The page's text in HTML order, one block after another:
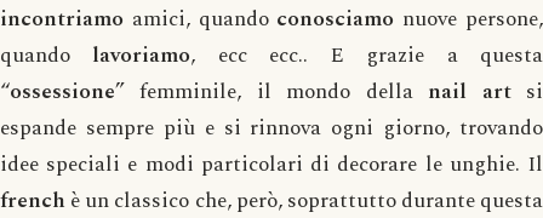
incontriamo amici, quando conosciamo nuove persone,
quando lavoriamo, ecc ecc.. E grazie a questa
“ossessione” femminile, il mondo della nail artsi
espande sempre più e si rinnova ogni giorno, trovando
idee speciali e modi particolari di decorare le unghie. Il
french è un classico che, però, soprattutto durante questa